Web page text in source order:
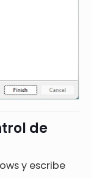
de
y escribe